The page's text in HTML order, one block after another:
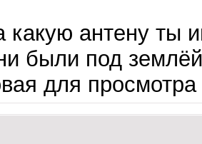
какую антену ты
были под
для